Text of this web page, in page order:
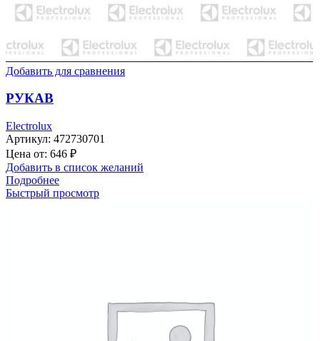
Добавить для сравнения
РУКАВ
Electrolux
Артикул: 472730701
Цена от: 646 ₽
Добавить в список желаний
Подробнее
Быстрый просмотр